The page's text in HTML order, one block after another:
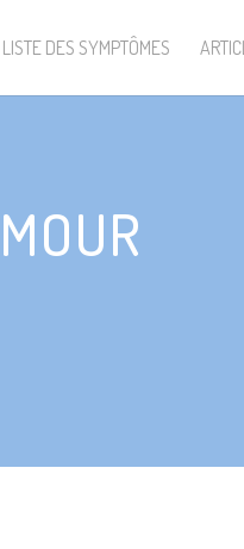
LISTE DES SYMPTÔMES